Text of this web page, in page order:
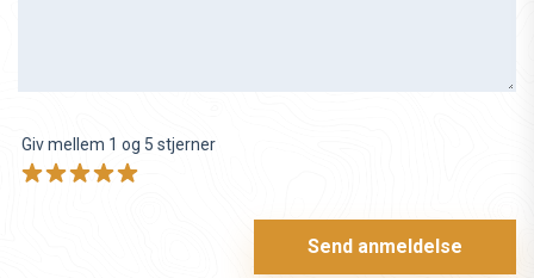
Giv mellem 1 og 5 stjerner
Send anmeldelse